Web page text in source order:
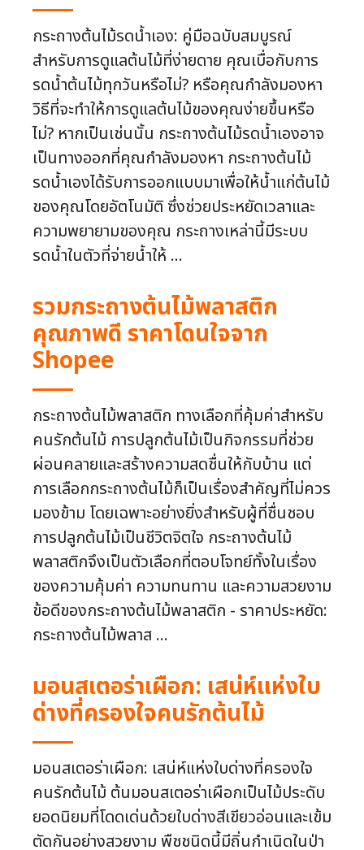
กระถางต้นไม้รดน้ำเอง: คู่มือฉบับสมบูรณ์
สำหรับการดูแลต้นไม้ที่ง่ายดาย คุณเบื่อกับการ
รดน้ำต้นไม้ทุกวันหรือไม่? หรือคุณกำลังมองหา
วิธีที่จะทำให้การดูแลต้นไม้ของคุณง่ายขึ้นหรือ
ไม่? หากเป็นเช่นนั้น กระถางต้นไม้รดน้ำเองอาจ
เป็นทางออกที่คุณกำลังมองหา กระถางต้นไม้
รดน้ำเองได้รับการออกแบบมาเพื่อให้น้ำแก่ต้นไม้
ของคุณโดยอัตโนมัติ ซึ่งช่วยประหยัดเวลาและ
ความพยายามของคุณ กระถางเหล่านี้มีระบบ
รดน้ำในตัวที่จ่ายน้ำให้ ...
รวมกระถางต้นไม้พลาสติก
คุณภาพดี ราคาโดนใจจาก
Shopee
กระถางต้นไม้พลาสติก ทางเลือกที่คุ้มค่าสำหรับ
คนรักต้นไม้ การปลูกต้นไม้เป็นกิจกรรมที่ช่วย
ผ่อนคลายและสร้างความสดชื่นให้กับบ้าน แต่
การเลือกกระถางต้นไม้ก็เป็นเรื่องสำคัญที่ไม่ควร
มองข้าม โดยเฉพาะอย่างยิ่งสำหรับผู้ที่ชื่นชอบ
การปลูกต้นไม้เป็นชีวิตจิตใจ กระถางต้นไม้
พลาสติกจึงเป็นตัวเลือกที่ตอบโจทย์ทั้งในเรื่อง
ของความคุ้มค่า ความทนทาน และความสวยงาม
ข้อดีของกระถางต้นไม้พลาสติก - ราคาประหยัด:
กระถางต้นไม้พลาส ...
มอนสเตอร่าเผือก: เสน่ห์แห่งใบ
ด่างที่ครองใจคนรักต้นไม้
มอนสเตอร่าเผือก: เสน่ห์แห่งใบด่างที่ครองใจ
คนรักต้นไม้ ต้นมอนสเตอร่าเผือกเป็นไม้ประดับ
ยอดนิยมที่โดดเด่นด้วยใบด่างสีเขียวอ่อนและเข้ม
ตัดกันอย่างสวยงาม พืชชนิดนี้มีถิ่นกำเนิดในป่า